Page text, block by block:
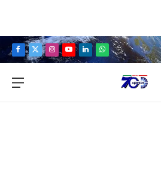
Facebook
X
Instagram
YouTubeLinkedInWhatsApp